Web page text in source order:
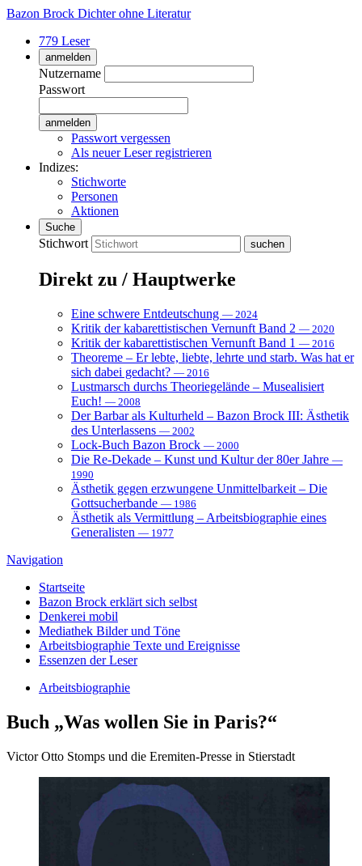
Bazon Brock Dichter ohne Literatur
779 Leser
anmelden
Nutzername
Passwort
Passwort vergessen
Als neuer Leser registrieren
Indizes:
Stichworte
Personen
Aktionen
Suche
Stichwort
Direkt zu / Hauptwerke
Eine schwere Entdeutschung — 2024
Kritik der kabarettistischen Vernunft Band 2 — 2020
Kritik der kabarettistischen Vernunft Band 1 — 2016
Theoreme – Er lebte, liebte, lehrte und starb. Was hat er
sich dabei gedacht? — 2016
Lustmarsch durchs Theoriegelände – Musealisiert
Euch! — 2008
Der Barbar als Kulturheld – Bazon Brock III: Ästhetik
des Unterlassens — 2002
Lock-Buch Bazon Brock — 2000
Die Re-Dekade – Kunst und Kultur der 80er Jahre —
1990
Ästhetik gegen erzwungene Unmittelbarkeit – Die
Gottsucherbande — 1986
Ästhetik als Vermittlung – Arbeitsbiographie eines
Generalisten — 1977
Navigation
Startseite
Bazon Brock erklärt sich selbst
Denkerei mobil
Mediathek Bilder und Töne
Arbeitsbiographie Texte und Ereignisse
Essenzen der Leser
Arbeitsbiographie
Buch „Was wollen Sie in Paris?“
Victor Otto Stomps und die Eremiten-Presse in Stierstadt